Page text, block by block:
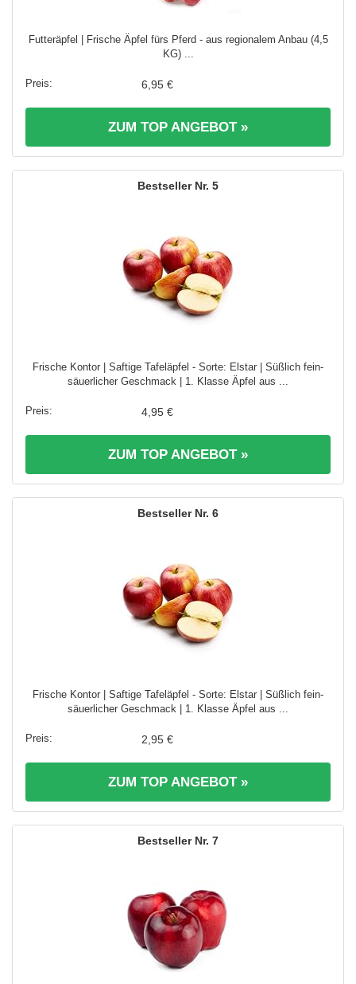
Futteräpfel | Frische Äpfel fürs Pferd - aus regionalem Anbau (4,5
KG) ...
6,95 €
ZUM TOP ANGEBOT »
5
Frische Kontor | Saftige Tafeläpfel - Sorte: Elstar | Süßlich fein-
säuerlicher Geschmack | 1. Klasse Äpfel aus ...
4,95 €
ZUM TOP ANGEBOT »
6
Frische Kontor | Saftige Tafeläpfel - Sorte: Elstar | Süßlich fein-
säuerlicher Geschmack | 1. Klasse Äpfel aus ...
2,95 €
ZUM TOP ANGEBOT »
7